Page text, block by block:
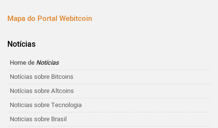
Mapa do Portal Webitcoin
Notícias
Home de Notícias
Notícias sobre Bitcoins
Notícias sobre Altcoins
Noticias sobre Tecnologia
Noticias sobre Brasil